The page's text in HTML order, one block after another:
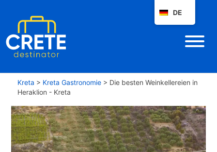
Kreta > Kreta Gastronomie > Die besten Weinkellereien in
Heraklion - Kreta
DE